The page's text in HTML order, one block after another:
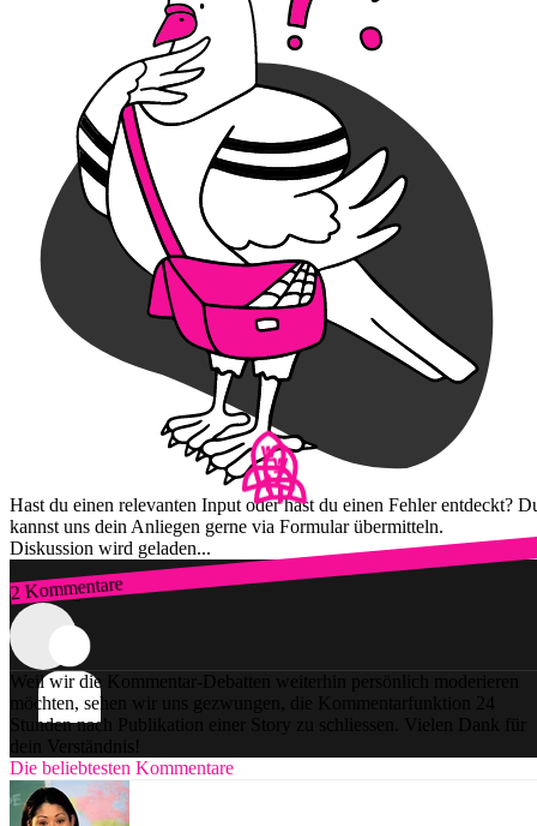
Hast du einen relevanten Input oder hast du einen Fehler entdeckt?
kannst uns dein Anliegen gerne via Formular übermitteln.
Diskussion wird geladen...
2 Kommentare
Zum Login
Weil wir die Kommentar-Debatten weiterhin persönlich moderieren
möchten, sehen wir uns gezwungen, die Kommentarfunktion 24
Stunden nach Publikation einer Story zu schliessen. Vielen Dank für
dein Verständnis!
Die beliebtesten Kommentare